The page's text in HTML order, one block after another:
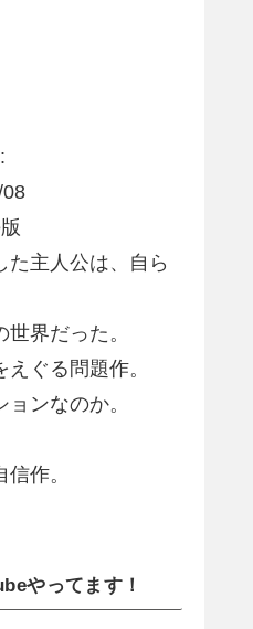
主人公は、自ら
界だった。
ぐる問題作。
ンなのか。
作。
やってます！